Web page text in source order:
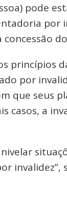
pode
por
princípios
por
que seus
casos, a
invalidez”,